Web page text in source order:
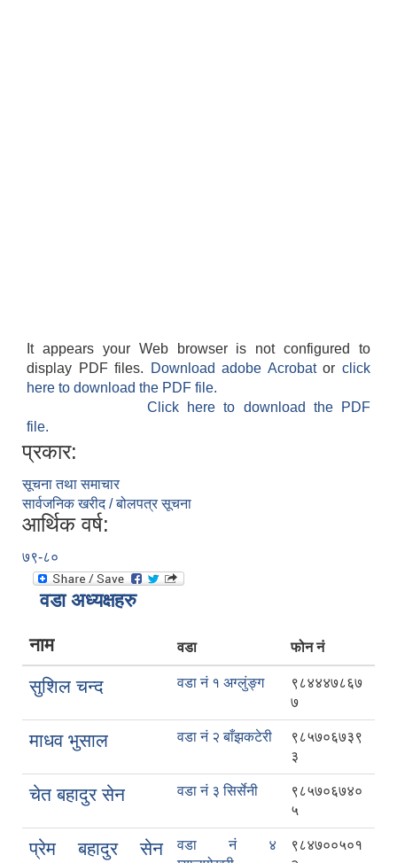
It appears your Web browser is not configured to
display PDF files.
Download adobe Acrobatorclick
here to download the PDF file.
Click here to download the PDF
file.
प्रकार:
सूचना तथा समाचार
सार्वजनिक खरीद / बोलपत्र सूचना
आर्थिक वर्ष:
७९-८०
वडा अध्यक्षहरु
नाम वडा फोन नं
सुशिल चन्द वडा नं १ अग्लुंङ्ग
९८४४४७८६७
७
माधव भुसाल वडा नं २ बाँझकटेरी
९८५७०६७३९
३
चेत बहादुर सेन वडा नं ३ सिर्सेनी
९८५७०६७४०
५
प्रेम बहादुर सेन
वडा नं ४
९८४७००५०१